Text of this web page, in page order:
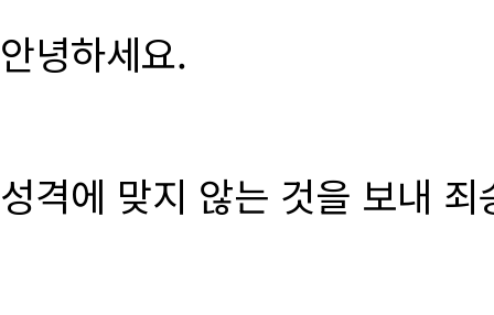
안녕하세요.
성격에 맞지 않는 것을 보내